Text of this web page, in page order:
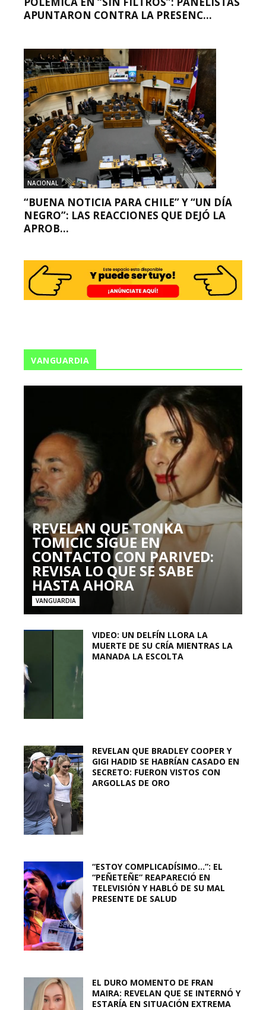
APUNTARON CONTRA LA PRESENC...
NACIONAL
“BUENA NOTICIA PARA CHILE” Y “UN DÍA
NEGRO”: LAS REACCIONES QUE DEJÓ LA
APROB...
VANGUARDIA
REVELAN QUE TONKA
TOMICIC SIGUE EN
CONTACTO CON PARIVED:
REVISA LO QUE SE SABE
HASTA AHORA
VANGUARDIA
VIDEO: UN DELFÍN LLORA LA
MUERTE DE SU CRÍA MIENTRAS LA
MANADA LA ESCOLTA
REVELAN QUE BRADLEY COOPER Y
GIGI HADID SE HABRÍAN CASADO EN
SECRETO: FUERON VISTOS CON
ARGOLLAS DE ORO
“ESTOY COMPLICADÍSIMO…”: EL
“PEÑETEÑE” REAPARECIÓ EN
TELEVISIÓN Y HABLÓ DE SU MAL
PRESENTE DE SALUD
EL DURO MOMENTO DE FRAN
MAIRA: REVELAN QUE SE INTERNÓ Y
ESTARÍA EN SITUACIÓN EXTREMA